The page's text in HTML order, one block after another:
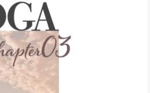
」ミスドのモ
ド｜支払い方
ットオーダー